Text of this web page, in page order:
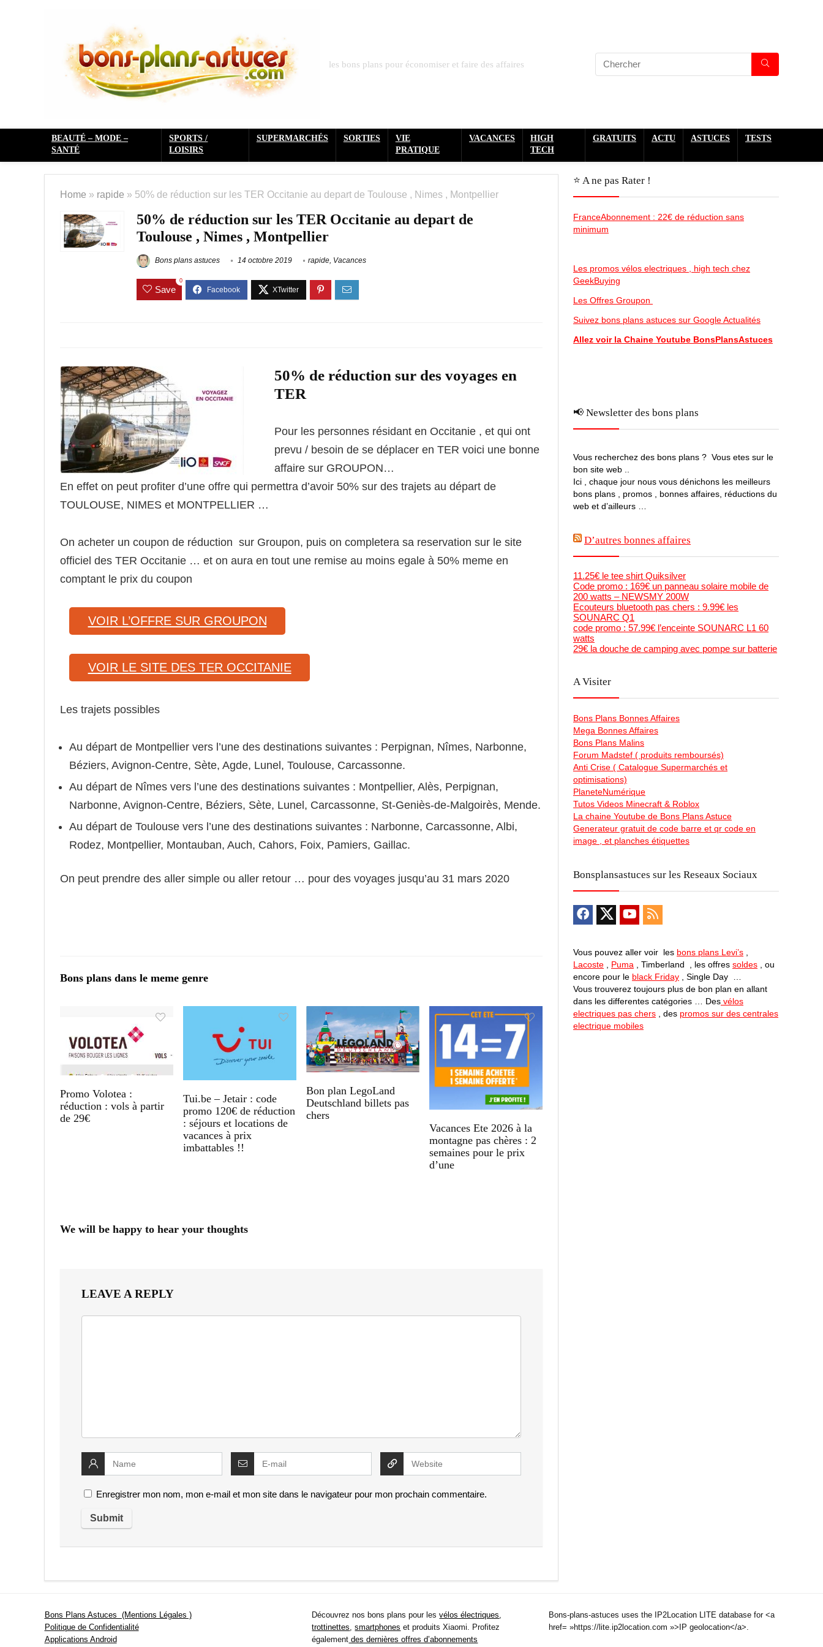
les bons plans pour économiser et faire des affaires
BEAUTÉ – MODE –
SANTÉ
SPORTS /
LOISIRS
SUPERMARCHÉS SORTIES
VIE
PRATIQUE
VACANCES
HIGH
TECH
GRATUITS ACTU ASTUCES TESTS
Home » rapide » 50% de réduction sur les TER Occitanie au depart de Toulouse , Nimes , Montpellier
50% de réduction sur les TER Occitanie au depart de
Toulouse , Nimes , Montpellier
Bons plans astuces 14 octobre 2019 rapide, Vacances
Save
0
50% de réduction sur des voyages en
TER
Pour les personnes résidant en Occitanie , et qui ont
prevu / besoin de se déplacer en TER voici une bonne
affaire sur GROUPON…
En effet on peut profiter d’une offre qui permettra d’avoir 50% sur des trajets au départ de
TOULOUSE, NIMES et MONTPELLIER …
On acheter un coupon de réduction sur Groupon, puis on completera sa reservation sur le site
officiel des TER Occitanie … et on aura en tout une remise au moins egale à 50% meme en
comptant le prix du coupon
VOIR L’OFFRE SUR GROUPON
VOIR LE SITE DES TER OCCITANIE
Les trajets possibles
Au départ de Montpellier vers l’une des destinations suivantes : Perpignan, Nîmes, Narbonne,
Béziers, Avignon-Centre, Sète, Agde, Lunel, Toulouse, Carcassonne.
Au départ de Nîmes vers l’une des destinations suivantes : Montpellier, Alès, Perpignan,
Narbonne, Avignon-Centre, Béziers, Sète, Lunel, Carcassonne, St-Geniès-de-Malgoirès, Mende.
Au départ de Toulouse vers l’une des destinations suivantes : Narbonne, Carcassonne, Albi,
Rodez, Montpellier, Montauban, Auch, Cahors, Foix, Pamiers, Gaillac.
On peut prendre des aller simple ou aller retour … pour des voyages jusqu’au 31 mars 2020
Bons plans dans le meme genre
Promo Volotea :
réduction : vols à partir
de 29€
Tui.be – Jetair : code
promo 120€ de réduction
: séjours et locations de
vacances à prix
imbattables !!
Bon plan LegoLand
Deutschland billets pas
chers
Vacances Ete 2026 à la
montagne pas chères : 2
semaines pour le prix
d’une
We will be happy to hear your thoughts
LEAVE A REPLY
Enregistrer mon nom, mon e-mail et mon site dans le navigateur pour mon prochain commentaire.
⭐️ A ne pas Rater !
FranceAbonnement : 22€ de réduction sans
minimum
Les promos vélos electriques , high tech chez
GeekBuying
Les Offres Groupon
Suivez bons plans astuces sur Google Actualités
Allez voir la Chaine Youtube BonsPlansAstuces
📢 Newsletter des bons plans
Vous recherchez des bons plans ? Vous etes sur le
bon site web ..
Ici , chaque jour nous vous dénichons les meilleurs
bons plans , promos , bonnes affaires, réductions du
web et d’ailleurs …
D’autres bonnes affaires
11.25€ le tee shirt Quiksilver
Code promo : 169€ un panneau solaire mobile de
200 watts – NEWSMY 200W
Ecouteurs bluetooth pas chers : 9.99€ les
SOUNARC Q1
code promo : 57.99€ l’enceinte SOUNARC L1 60
watts
29€ la douche de camping avec pompe sur batterie
A Visiter
Bons Plans Bonnes Affaires
Mega Bonnes Affaires
Bons Plans Malins
Forum Madstef ( produits remboursés)
Anti Crise ( Catalogue Supermarchés et
optimisations)
PlaneteNumérique
Tutos Videos Minecraft & Roblox
La chaine Youtube de Bons Plans Astuce
Generateur gratuit de code barre et qr code en
image , et planches étiquettes
Bonsplansastuces sur les Reseaux Sociaux
Vous pouvez aller voir les bons plans Levi’s
Lacoste
Puma , Timberland , les offres soldes , ou
encore pour le black Friday , Single Day …
Vous trouverez toujours plus de bon plan en allant
dans les differentes catégories … Des vélos
electriques pas chers , des promos sur des centrales
electrique mobiles
Bons Plans Astuces (Mentions Légales )
Politique de Confidentialité
Applications Android
Découvrez nos bons plans pour lesvélos électriques
trottinettes ,smartphones et produits Xiaomi. Profitez
également des dernières offres d’abonnements
Bons-plans-astuces uses the IP2Location LITE database for <a
href= »https://lite.ip2location.com »>IP geolocation</a>.